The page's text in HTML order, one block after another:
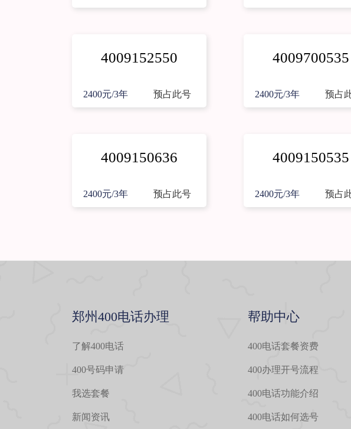
4009152550
2400元/3年 预占此号
4009700535
2400元/3年 预占
4009150636
2400元/3年 预占此号
4009150535
2400元/3年 预占
郑州400电话办理
了解400电话
400号码申请
我选套餐
新闻资讯
帮助中心
400电话套餐资费
400办理开号流程
400电话功能介绍
400电话如何选号